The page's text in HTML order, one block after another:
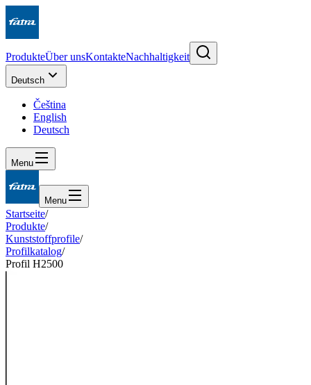
ProdukteÜber unsKontakteNachhaltigkeit
Deutsch
Čeština
English
Deutsch
Menu
Menu
Startseite/
Produkte/
Kunststoffprofile/
Profilkatalog/
Profil H2500